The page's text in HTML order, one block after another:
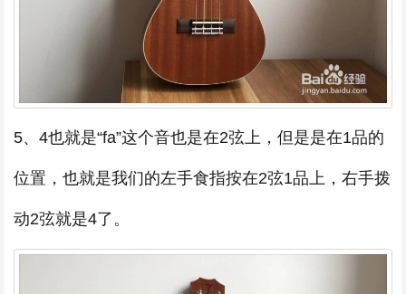
5、4也就是“fa”这个音也是在2弦上，但是是在1品的
位置，也就是我们的左手食指按在2弦1品上，右手拨
动2弦就是4了。